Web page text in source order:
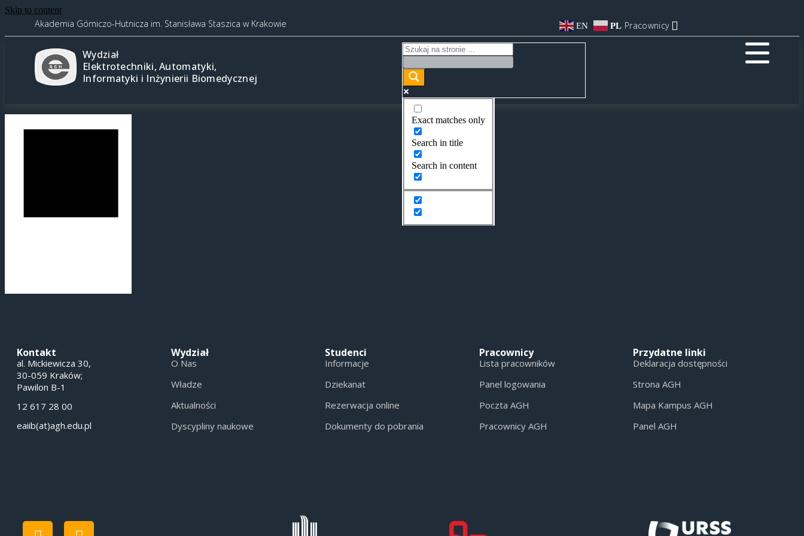
Skip to content
Akademia Górniczo-Hutnicza im. Stanisława Staszica w Krakowie EN PL Pracownicy
Wydział
Elektrotechniki, Automatyki,
Informatyki i Inżynierii Biomedycznej
Exact matches only
Search in title
Search in content
Kontakt
al. Mickiewicza 30,
30-059 Kraków;
Pawilon B-1
12 617 28 00
eaiib(at)agh.edu.pl
Wydział
O Nas
Władze
Aktualności
Dyscypliny naukowe
Studenci
Informacje
Dziekanat
Rezerwacja online
Dokumenty do pobrania
Pracownicy
Lista pracowników
Panel logowania
Poczta AGH
Pracownicy AGH
Przydatne linki
Deklaracja dostępności
Strona AGH
Mapa Kampus AGH
Panel AGH